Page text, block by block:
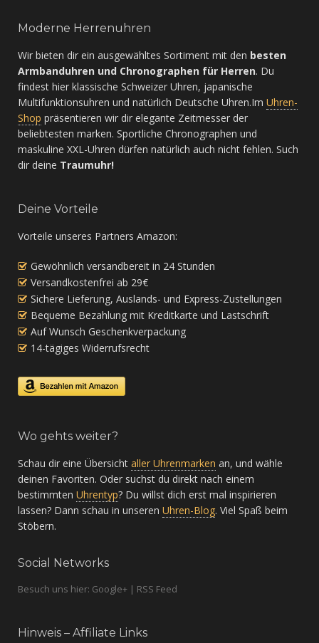
Moderne Herrenuhren
Wir bieten dir ein ausgewähltes Sortiment mit den besten
Armbanduhren und Chronographen für Herren. Du
findest hier klassische Schweizer Uhren, japanische
Multifunktionsuhren und natürlich Deutsche Uhren.Im Uhren-
Shop präsentieren wir dir elegante Zeitmesser der
beliebtesten marken. Sportliche Chronographen und
maskuline XXL-Uhren dürfen natürlich auch nicht fehlen. Such
dir deine Traumuhr!
Deine Vorteile
Vorteile unseres Partners Amazon:
Gewöhnlich versandbereit in 24 Stunden
Versandkostenfrei ab 29€
Sichere Lieferung, Auslands- und Express-Zustellungen
Bequeme Bezahlung mit Kreditkarte und Lastschrift
Auf Wunsch Geschenkverpackung
14-tägiges Widerrufsrecht
Wo gehts weiter?
Schau dir eine Übersicht aller Uhrenmarken an, und wähle
deinen Favoriten. Oder suchst du direkt nach einem
bestimmten Uhrentyp? Du willst dich erst mal inspirieren
lassen? Dann schau in unseren Uhren-Blog. Viel Spaß beim
Stöbern.
Social Networks
Besuch uns hier: Google+ | RSS Feed
Hinweis – Affiliate Links